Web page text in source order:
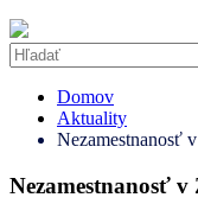
Domov
Aktuality
Nezamestnanosť
Nezamestnanosť